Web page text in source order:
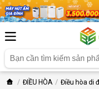
ĐIỀU HÒA Điều hòa di